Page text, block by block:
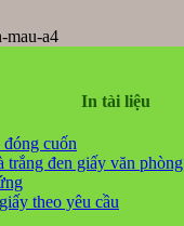
In tài liệu
cuốn
trắng đen giấy văn phòng
theo yêu cầu